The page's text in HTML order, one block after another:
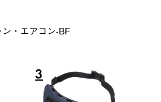
ン・エアコン-BF
3